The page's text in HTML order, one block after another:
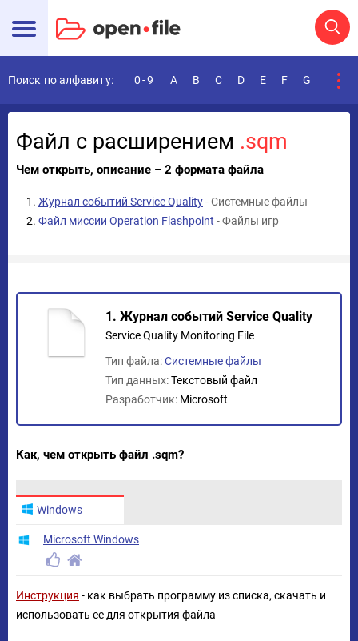
Поиск по алфавиту: 0-9 A B C D E F G
Файл с расширением .sqm
Чем открыть, описание – 2 формата файла
Журнал событий Service Quality- Системные файлы
Файл миссии Operation Flashpoint - Файлы игр
1. Журнал событий Service Quality
Service Quality Monitoring File
Тип файла:Системные файлы
Тип данных:Текстовый файл
Разработчик: Microsoft
Как, чем открыть файл .sqm?
Windows
Microsoft Windows
Инструкция - как выбрать программу из списка, скачать и
использовать ее для открытия файла